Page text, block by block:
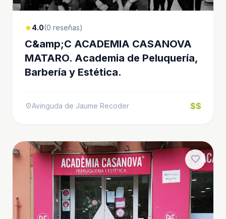
star4.0(0 reseñas)
C&amp;C ACADEMIA CASANOVA
MATARO. Academia de Peluquería,
Barbería y Estética.
location_onAvinguda de Jaume Recoder $$
favorite